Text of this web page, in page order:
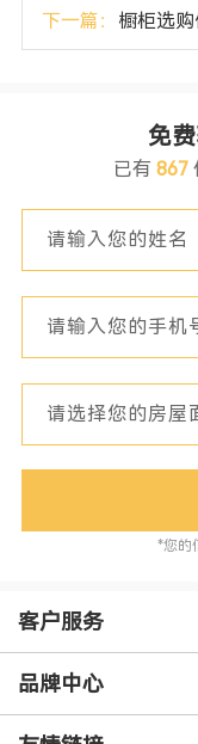
下一篇： 橱柜选购
免
已有 867
*您的
客户服务
品牌中心